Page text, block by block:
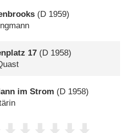
(D 1959)
17 (D 1958)
im Strom (D 1958)